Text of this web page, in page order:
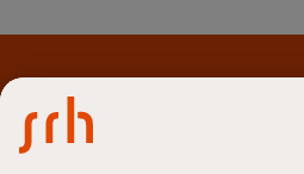
SRH Fernhochschule - The